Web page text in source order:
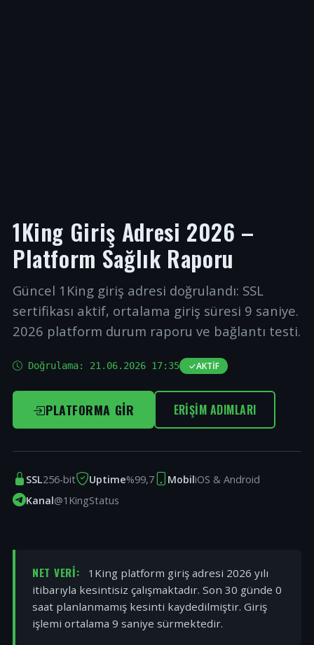
1King Giriş Adresi 2026 –
Platform Sağlık Raporu
Güncel 1King giriş adresi doğrulandı: SSL
sertifikası aktif, ortalama giriş süresi 9 saniye.
2026 platform durum raporu ve bağlantı testi.
Doğrulama: 21.06.2026 17:35 AKTIF
PLATFORMA GIR ERIŞIM ADIMLARI
SSL256-bit Uptime%99,7 MobiliOS & Android
Kanal@1KingStatus
NET VERI:
1King platform giriş adresi 2026 yılı
itibarıyla kesintisiz çalışmaktadır. Son 30 günde 0
saat planlanmamış kesinti kaydedilmiştir. Giriş
işlemi ortalama 9 saniye sürmektedir.